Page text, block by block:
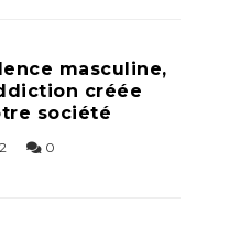
masculine,
créée
société
0